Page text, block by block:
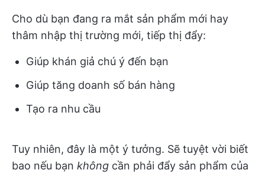
Cho dù bạn đang ra mắt sản phẩm mới hay
thâm nhập thị trường mới, tiếp thị đẩy:
Giúp khán giả chú ý đến bạn
Giúp tăng doanh số bán hàng
Tạo ra nhu cầu
Tuy nhiên, đây là một ý tưởng. Sẽ tuyệt vời biết
bao nếu bạn không cần phải đẩy sản phẩm của